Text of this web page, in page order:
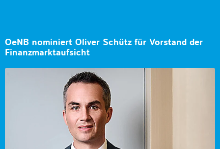
OeNB nominiert Oliver Schütz für Vorstand der
Finanzmarktaufsicht